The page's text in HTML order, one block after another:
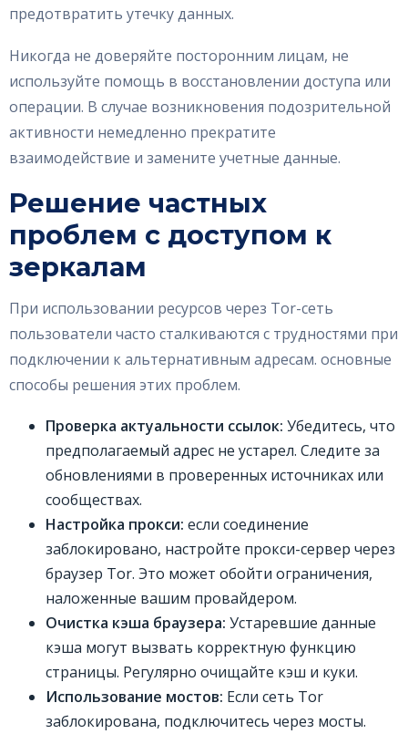
предотвратить утечку данных.
Никогда не доверяйте посторонним лицам, не
используйте помощь в восстановлении доступа или
операции. В случае возникновения подозрительной
активности немедленно прекратите
взаимодействие и замените учетные данные.
Решение частных
проблем с доступом к
зеркалам
При использовании ресурсов через Tor-сеть
пользователи часто сталкиваются с трудностями при
подключении к альтернативным адресам. основные
способы решения этих проблем.
Проверка актуальности ссылок: Убедитесь, что
предполагаемый адрес не устарел. Следите за
обновлениями в проверенных источниках или
сообществах.
Настройка прокси: если соединение
заблокировано, настройте прокси-сервер через
браузер Tor. Это может обойти ограничения,
наложенные вашим провайдером.
Очистка кэша браузера: Устаревшие данные
кэша могут вызвать корректную функцию
страницы. Регулярно очищайте кэш и куки.
Использование мостов: Если сеть Tor
заблокирована, подключитесь через мосты.